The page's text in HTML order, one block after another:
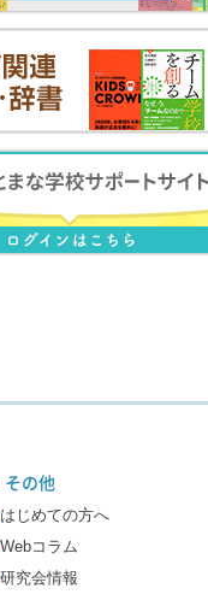
その他
はじめての方へ
Webコラム
研究会情報